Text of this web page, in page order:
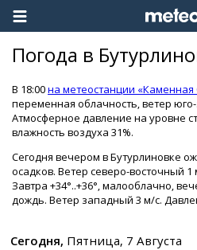
Погода в
В 18:00на метеостанции «Каменная
переменная облачность, ветер
Атмосферное давление на уровне
влажность воздуха 31%.
Сегодня вечером в Бутурлиновке
осадков. Ветер северо-восточный 1
Завтра +34°..+36°, малооблачно,
дождь. Ветер западный 3 м/с.
Сегодня, Пятница, 7 Августа